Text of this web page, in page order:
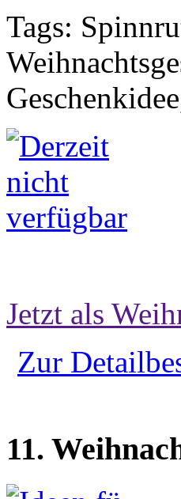
Tags:
Jetzt als
Zur
11.